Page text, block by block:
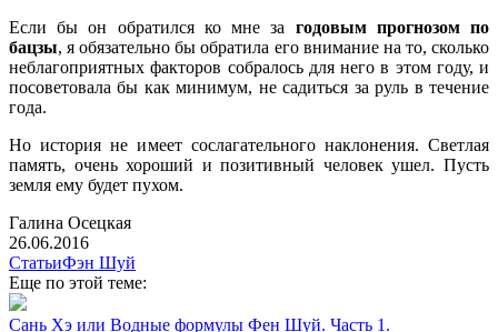
Если бы он обратился ко мне за годовым прогнозом по
бацзы, я обязательно бы обратила его внимание на то, сколько
неблагоприятных факторов собралось для него в этом году, и
посоветовала бы как минимум, не садиться за руль в течение
года.
Но история не имеет сослагательного наклонения. Светлая
память, очень хороший и позитивный человек ушел. Пусть
земля ему будет пухом.
Галина Осецкая
26.06.2016
СтатьиФэн Шуй
Еще по этой теме:
Сань Хэ или Водные формулы Фен Шуй. Часть 1.